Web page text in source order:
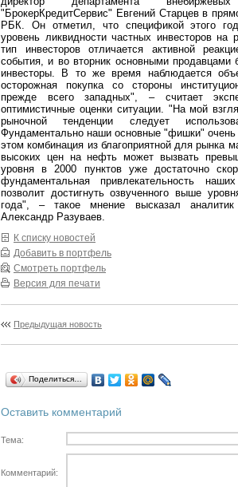
"БрокерКредитСервис" Евгений Старцев в
РБК. Он отметил, что спецификой этого
уровень ликвидности частных инвесторов на
тип инвесторов отличается активной
события, и во вторник основными продавцами
инвесторы. В то же время наблюдается
осторожная покупка со стороны
прежде всего западных", – считает
оптимистичные оценки ситуации. "На мой
рыночной тенденции следует
Фундаментально наши основные "фишки" очень
этом комбинация из благоприятной для рынка
высоких цен на нефть может вызвать
уровня в 2000 пунктов уже достаточно
фундаментальная привлекательность
позволит достигнуть озвученного выше
года", – такое мнение высказал
Александр Разуваев.
К списку новостей
Добавить в портфель
Смотреть портфель
Версия для печати
Предыдущая новость
Поделиться…
Оставить комментарий
Тема:
Комментарий: